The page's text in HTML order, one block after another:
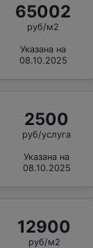
65002
руб/м2
Указана на
08.10.2025
2500
руб/услуга
Указана на
08.10.2025
12900
руб/м2